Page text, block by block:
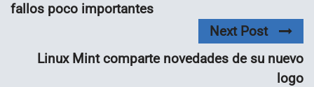
fallos poco importantes
Next Post
Linux Mint comparte novedades de su nuevo
logo